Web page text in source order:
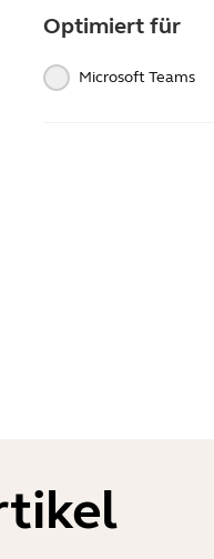
Optimiert für
Microsoft Teams